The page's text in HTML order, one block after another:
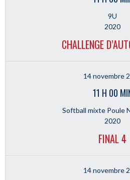
9U
2020
CHALLENGE
14 novembre
11 H 00
Softball mixte Poule
2020
FINAL 4
14 novembre